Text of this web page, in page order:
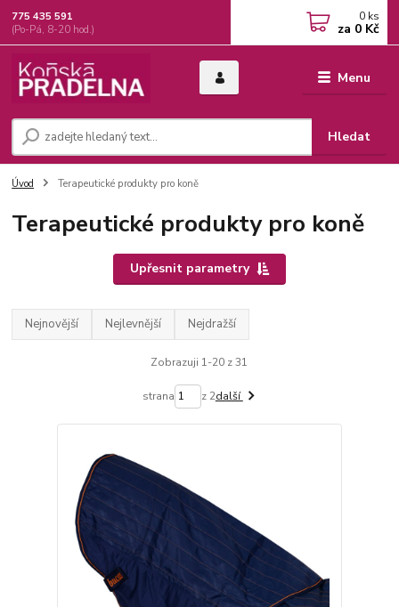
Menu
Hledat
775 435 591
(Po-Pá, 8-20 hod.)
0 ks
za 0 Kč
Úvod Terapeutické produkty pro koně
Terapeutické produkty pro koně
Upřesnit parametry
Nejnovější Nejlevnější Nejdražší
Zobrazuji 1-20 z 31
strana z 2další